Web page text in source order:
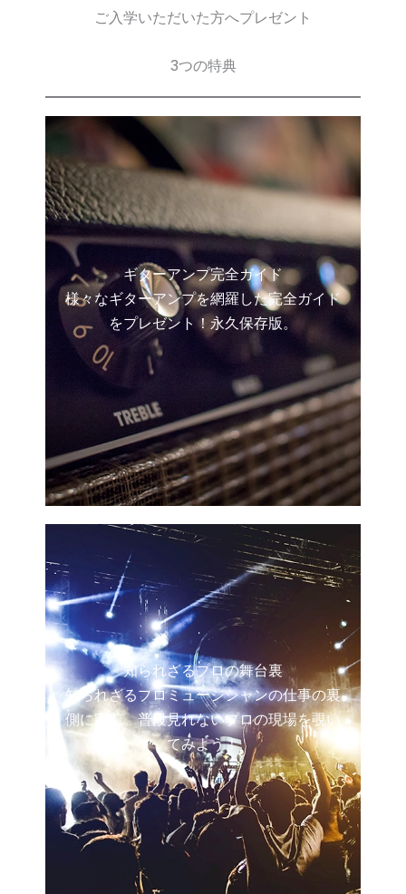
ご入学いただいた方へプレゼント
3つの特典
ギターアンプ完全ガイド
様々なギターアンプを網羅した完全ガイド
をプレゼント！永久保存版。
知られざるプロの舞台裏
知られざるプロミュージシャンの仕事の裏
側に密着。普段見れないプロの現場を覗い
てみよう！